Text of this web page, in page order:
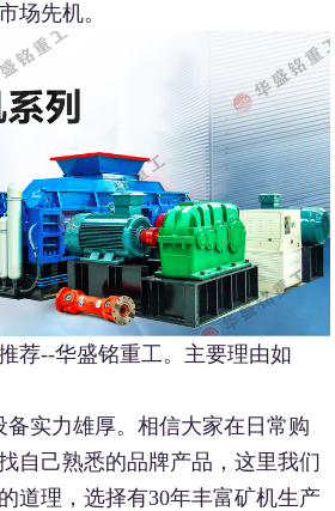
场先机。
荐--华盛铭重工。主要理由如
备实力雄厚。相信大家在日常购
自己熟悉的品牌产品，这里我们
道理，选择有30年丰富矿机生产